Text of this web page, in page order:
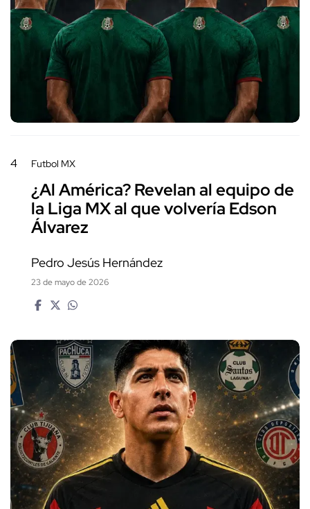
4 Futbol MX
¿Al América? Revelan al equipo de
la Liga MX al que volvería Edson
Álvarez
Pedro Jesús Hernández
23 de mayo de 2026